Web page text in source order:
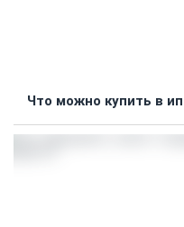
Что можно купить в